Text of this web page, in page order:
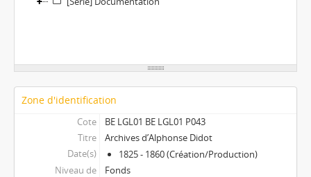
Zone d'identification
Cote
BE LGL01 BE LGL01 P043
Titre
Archives d’Alphonse Didot
Date(s)
1825 - 1860 (Création/Production)
Niveau de
Fonds